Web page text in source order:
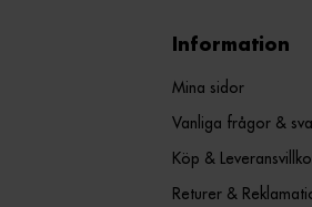
Information
Mina sidor
Vanliga frågor &
Köp &
Returer &